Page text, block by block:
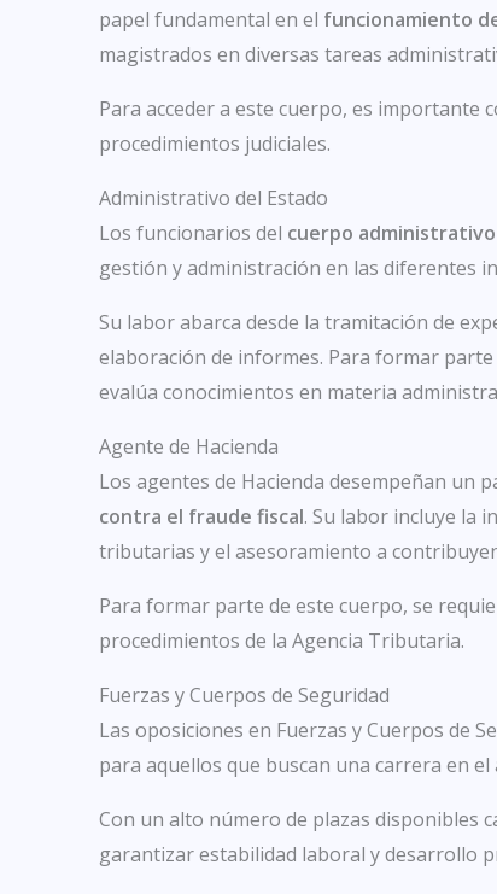
papel fundamental en el funcionamiento
magistrados en diversas tareas
Para acceder a este cuerpo, es importante
procedimientos judiciales.
Administrativo del Estado
Los funcionarios del cuerpo
gestión y administración en las diferentes
Su labor abarca desde la tramitación de
elaboración de informes. Para formar
evalúa conocimientos en materia
Agente de Hacienda
Los agentes de Hacienda desempeñan un
contra el fraude fiscal. Su labor incluye la
tributarias y el asesoramiento a
Para formar parte de este cuerpo, se
procedimientos de la Agencia Tributaria.
Fuerzas y Cuerpos de Seguridad
Las oposiciones en Fuerzas y Cuerpos de
para aquellos que buscan una carrera en
Con un alto número de plazas disponibles
garantizar estabilidad laboral y desarrollo